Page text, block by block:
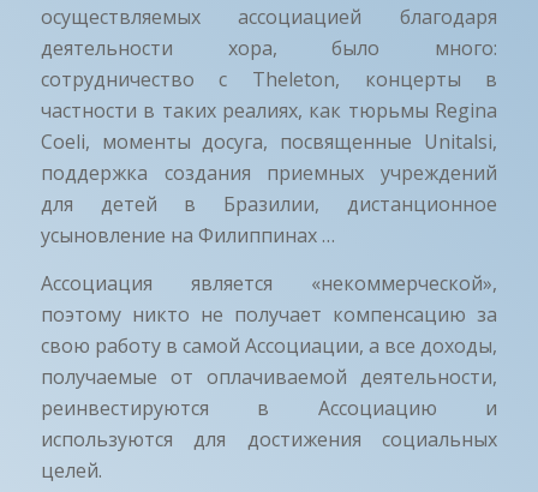
осуществляемых ассоциацией благодаря
деятельности хора, было много:
сотрудничество с Theleton, концерты в
частности в таких реалиях, как тюрьмы Regina
Coeli, моменты досуга, посвященные Unitalsi,
поддержка создания приемных учреждений
для детей в Бразилии, дистанционное
усыновление на Филиппинах …
Ассоциация является «некоммерческой»,
поэтому никто не получает компенсацию за
свою работу в самой Ассоциации, а все доходы,
получаемые от оплачиваемой деятельности,
реинвестируются в Ассоциацию и
используются для достижения социальных
целей.